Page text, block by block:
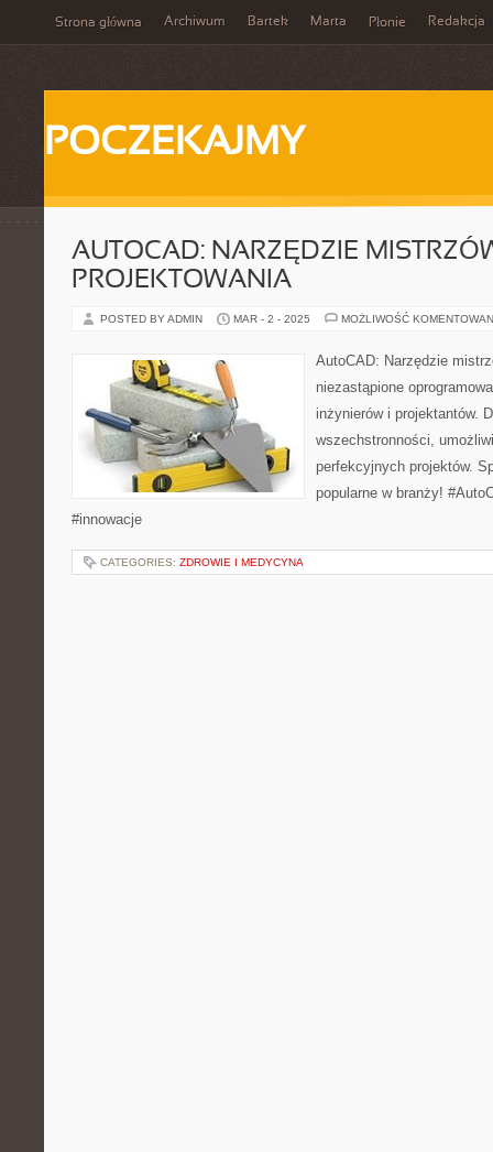
Strona główna Archiwum Bartek Marta Płonie Redakcja
POCZEKAJMY
AUTOCAD: NARZĘDZIE
PROJEKTOWANIA
POSTED BY ADMIN MAR - 2 - 2025 MOŻLIWOŚĆ
AutoCAD: Narzędzie
niezastąpione
inżynierów i projektantów.
wszechstronności,
perfekcyjnych projektów.
popularne w branży!
#innowacje
CATEGORIES: ZDROWIE I MEDYCYNA